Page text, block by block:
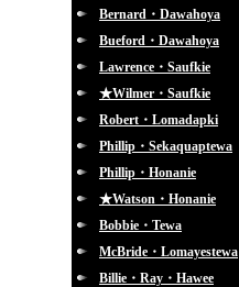
Bernard・Dawahoya
Bueford・Dawahoya
Lawrence・Saufkie
★Wilmer・Saufkie
Robert・Lomadapki
Phillip・Sekaquaptewa
Phillip・Honanie
★Watson・Honanie
Bobbie・Tewa
McBride・Lomayestewa
Billie・Ray・Hawee